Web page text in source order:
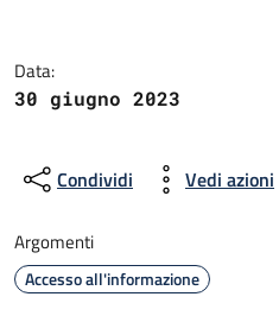
Data:
30 giugno 2023
Condividi Vedi azioni
Argomenti
Accesso all'informazione